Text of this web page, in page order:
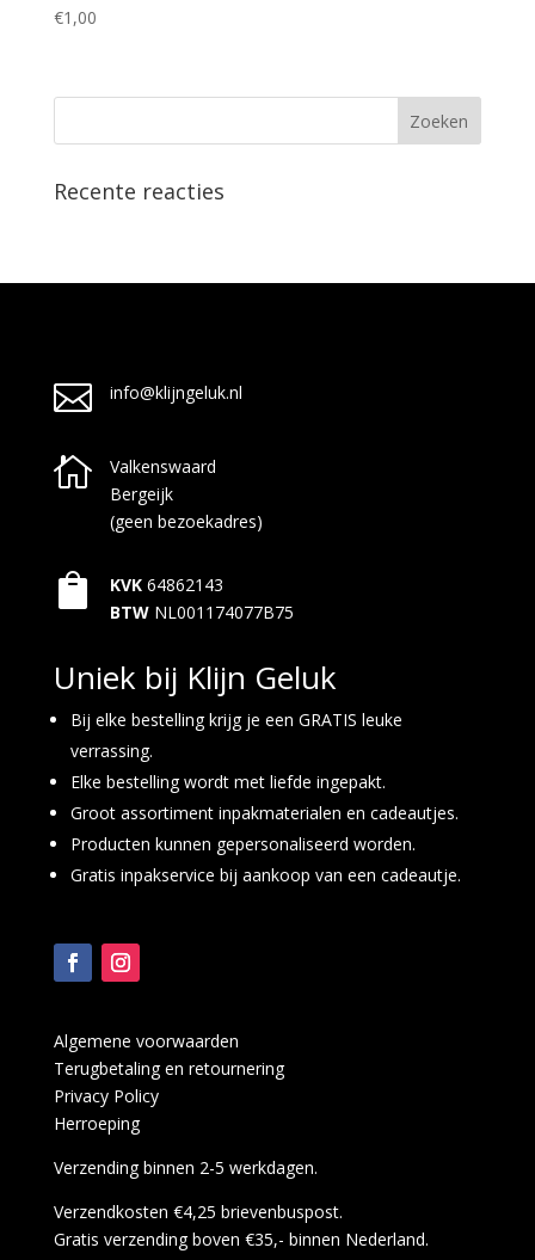
€1,00
Recente reacties
 info@klijngeluk.nl

Valkenswaard
Bergeijk
(geen bezoekadres)
 KVK 64862143
BTW NL001174077B75
Uniek bij Klijn Geluk
Bij elke bestelling krijg je een GRATIS leuke
verrassing.
Elke bestelling wordt met liefde ingepakt.
Groot assortiment inpakmaterialen en cadeautjes.
Producten kunnen gepersonaliseerd worden.
Gratis inpakservice bij aankoop van een cadeautje.
Algemene voorwaarden
Terugbetaling en retournering
Privacy Policy
Herroeping
Verzending binnen 2-5 werkdagen.
Verzendkosten €4,25 brievenbuspost.
Gratis verzending boven €35,- binnen Nederland.